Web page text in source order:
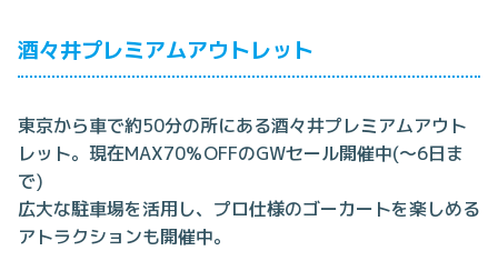
酒々井プレミアムアウトレット
東京から車で約50分の所にある酒々井プレミアムアウト
レット。現在MAX70％OFFのGWセール開催中(～6日ま
で)
広大な駐車場を活用し、プロ仕様のゴーカートを楽しめる
アトラクションも開催中。